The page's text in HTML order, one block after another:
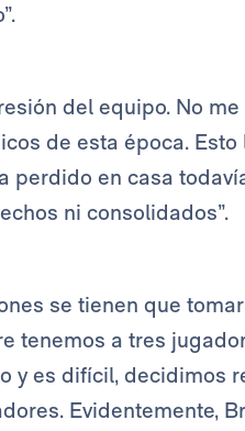
del equipo. No
de esta época. Esto
perdido en casa
ni consolidados”.
se tienen que
tenemos a tres
y es difícil, decidimos
Evidentemente,